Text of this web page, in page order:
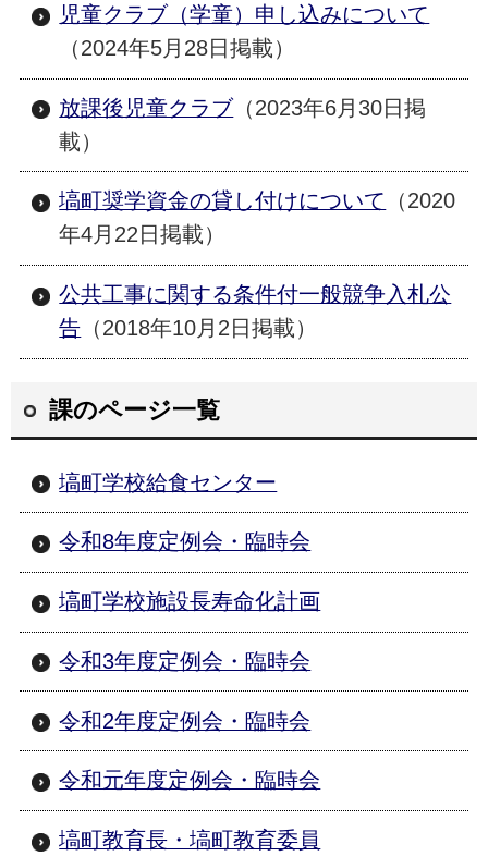
協和 貝化石 羽黒 愛宕
こんにゃく 東白川 福島県
118号 349号 289号 鮫川村
hanawa dahlia
児童クラブ（学童）申し込みについて
（2024年5月28日掲載）
放課後児童クラブ（2023年6月30日掲
載）
塙町奨学資金の貸し付けについて
（2020
年4月22日掲載）
公共工事に関する条件付一般競争入札公
告 （2018年10月2日掲載）
課のページ一覧
塙町学校給食センター
令和8年度定例会・臨時会
塙町学校施設長寿命化計画
令和3年度定例会・臨時会
令和2年度定例会・臨時会
令和元年度定例会・臨時会
塙町教育長・塙町教育委員